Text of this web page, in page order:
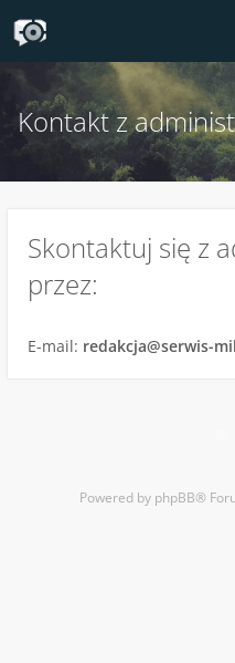
Kontakt z
Skontaktuj się z
przez:
E-mail: redakcja@serwis-
Powered by phpBB®